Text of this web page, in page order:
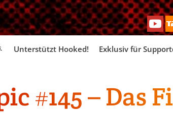
Skip
Unterstützt Hooked! Exklusiv für
#145 – Das